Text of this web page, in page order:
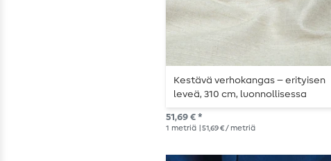
Kestävä verhokangas – erityisen
leveä, 310 cm, luonnollisessa
melange-värissä
51,69 € *
1 metriä | 51,69 € / metriä